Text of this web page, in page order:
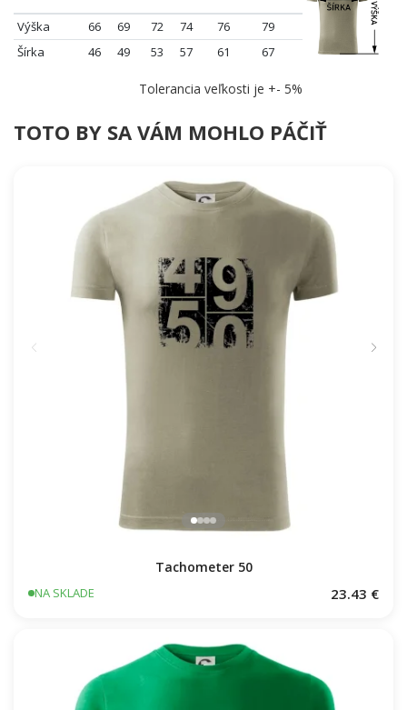
Výška 66 69 72 74 76
79
Šírka
46 49 53 57 61 67
Tolerancia veľkosti je +- 5%
TOTO BY SA VÁM MOHLO PÁČIŤ
Tachometer 50
NA SKLADE 23.43 €